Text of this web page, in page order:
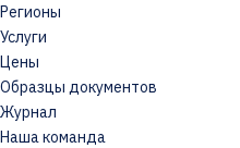
Регионы
Услуги
Цены
Образцы документов
Журнал
Наша команда